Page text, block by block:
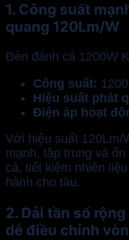
1. Công suất
quang 120Lm/W
Đèn đánh cá 1200W
Công suất:
Hiệu suất phát
Điện áp hoạt
Với hiệu suất 120Lm/
mạnh, tập trung và
cá, tiết kiệm nhiên
hành cho tàu.
2. Dải tần số
dễ điều chỉnh